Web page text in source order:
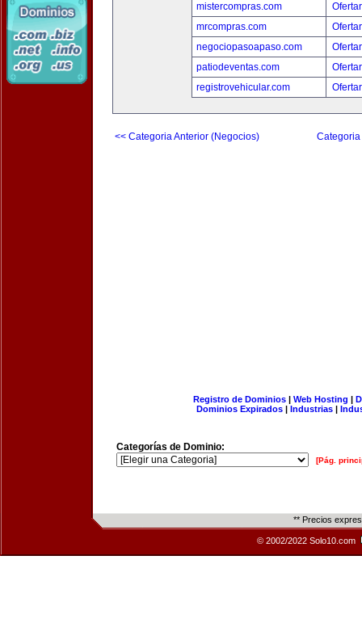
mistercompras.com
mrcompras.com
negociopasoapaso.com
patiodeventas.com
registrovehicular.com
<< Categoria Anterior (Negocios)
Registro de Dominios| Web Hosting |
Dominios Expirados | Industrias |
Categorías de Dominio:
[Pág.
** Precios
© 2002/2022 Solo10.com